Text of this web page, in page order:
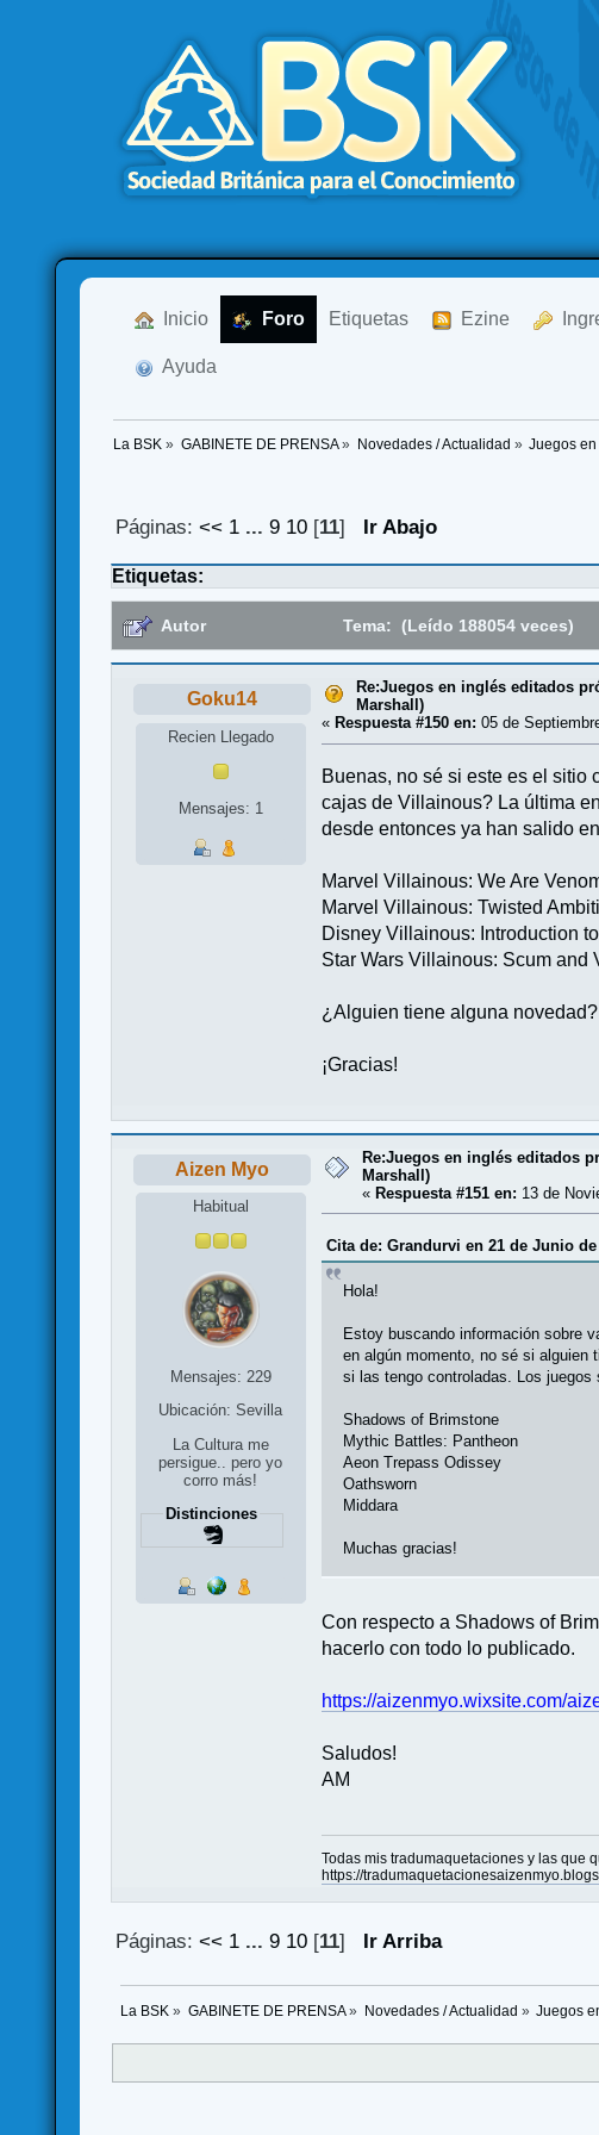
Inicio Foro Etiquetas Ezine
Ayuda
La BSK » GABINETE DE PRENSA» Novedades / Actualidad » Juegos
Páginas: << 1 ... 9 10[11] Ir Abajo
Etiquetas:
Autor Tema: (Leído 188054 veces)
Goku14
Recien Llegado
Mensajes: 1
Re:Juegos en inglés editados
Marshall)
« Respuesta #150 en: 05 de
Buenas, no sé si este es el sitio
cajas de Villainous? La última
desde entonces ya han salido
Marvel Villainous: We Are
Marvel Villainous: Twisted
Disney Villainous: Introduction
Star Wars Villainous: Scum and
¿Alguien tiene alguna novedad?
¡Gracias!
Aizen Myo
Habitual
Mensajes: 229
Ubicación: Sevilla
La Cultura me
persigue.. pero yo
corro más!
Distinciones
Re:Juegos en inglés editados
Marshall)
«Respuesta #151 en: 13 de
Cita de: Grandurvi en 21 de Junio de
Hola!
Estoy buscando información sobre
en algún momento, no sé si alguien
si las tengo controladas. Los juegos
Shadows of Brimstone
Mythic Battles: Pantheon
Aeon Trepass Odissey
Oathsworn
Middara
Muchas gracias!
Con respecto a Shadows of
hacerlo con todo lo publicado.
https://aizenmyo.wixsite.com/
Saludos!
AM
Todas mis tradumaquetaciones y las que
https://
Páginas: << 1 ... 9 10[11] Ir Arriba
La BSK » GABINETE DE PRENSA» Novedades / Actualidad » Juegos